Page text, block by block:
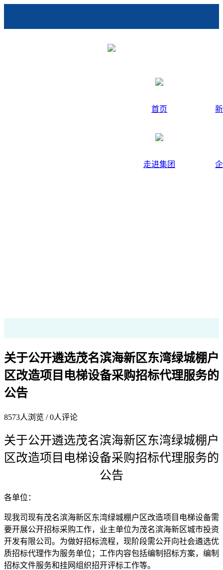
首页
走进集团
关于公开遴选茂名滨海新区东湾绿城棚户
区改造项目电梯设备采购招标代理服务的
公告
8573人浏览 /0人评论
关于公开遴选茂名滨海新区东湾绿城棚户
区改造项目电梯设备采购招标代理服务的
公告
各单位：
现我司现有茂名滨海新区东湾绿城棚户区改造项目电梯设备需
要开展公开招标采购工作， 业主单位为茂名滨海新区城市投资
开发有限公司。为做好招标流程，现阶段需公开向社会遴选优
质招标代理作为服务单位；工作内容包括编制招标方案， 编制
招标文件服务和挂网组织招开评标工作等。